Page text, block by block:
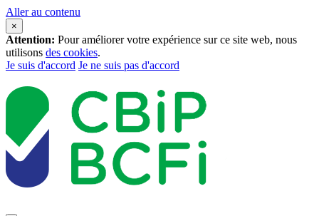
Aller au contenu
×
Attention: Pour améliorer votre expérience sur ce site web, nous
utilisons des cookies.
Je suis d'accord Je ne suis pas d'accord